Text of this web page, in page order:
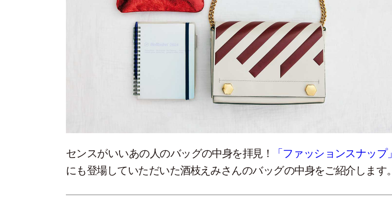
センスがいいあの人のバッグの中身を拝見！
「ファッションスナップ」
にも登場していただいた酒枝えみさんのバッグの中身をご紹介します。